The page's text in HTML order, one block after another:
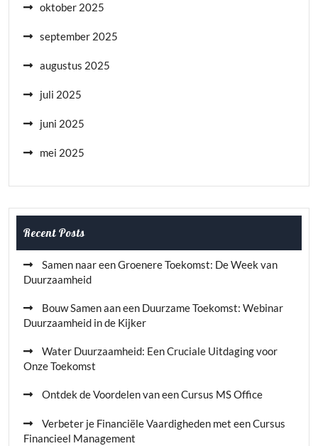
oktober 2025
september 2025
augustus 2025
juli 2025
juni 2025
mei 2025
Recent Posts
Samen naar een Groenere Toekomst: De Week van
Duurzaamheid
Bouw Samen aan een Duurzame Toekomst: Webinar
Duurzaamheid in de Kijker
Water Duurzaamheid: Een Cruciale Uitdaging voor
Onze Toekomst
Ontdek de Voordelen van een Cursus MS Office
Verbeter je Financiële Vaardigheden met een Cursus
Financieel Management